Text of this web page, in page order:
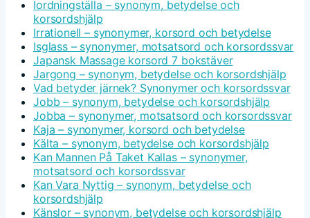
Iordningställa – synonym, betydelse och
korsordshjälp
Irrationell – synonymer, korsord och betydelse
Isglass – synonymer, motsatsord och korsordssvar
Japansk Massage korsord 7 bokstäver
Jargong – synonym, betydelse och korsordshjälp
Vad betyder järnek? Synonymer och korsordssvar
Jobb – synonym, betydelse och korsordshjälp
Jobba – synonymer, motsatsord och korsordssvar
Kaja – synonymer, korsord och betydelse
Kälta – synonym, betydelse och korsordshjälp
Kan Mannen På Taket Kallas – synonymer,
motsatsord och korsordssvar
Kan Vara Nyttig – synonym, betydelse och
korsordshjälp
Känslor – synonym, betydelse och korsordshjälp